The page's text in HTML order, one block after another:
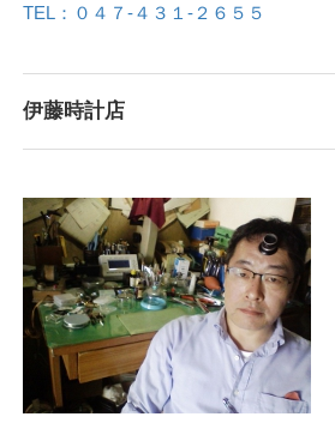
TEL：０４７-４３１-２６５５
伊藤時計店